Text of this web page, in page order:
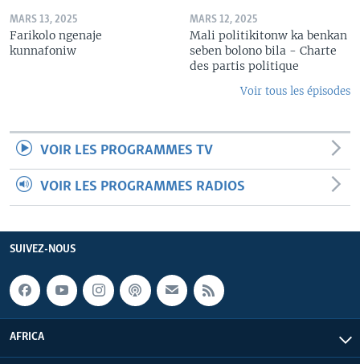
MARS 13, 2025
Farikolo ngenaje
kunnafoniw
MARS 12, 2025
Mali politikitonw ka benkan
seben bolono bila - Charte
des partis politique
Voir tous les épisodes
VOIR LES PROGRAMMES TV
VOIR LES PROGRAMMES RADIOS
SUIVEZ-NOUS
AFRICA